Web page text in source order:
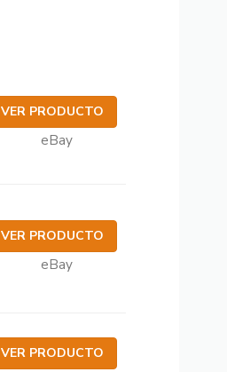
VER PRODUCTO
eBay
VER PRODUCTO
eBay
VER PRODUCTO